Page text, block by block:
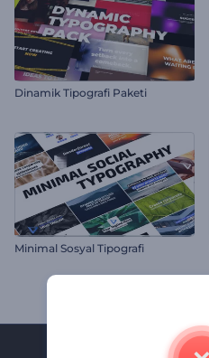
Dinamik Tipografi Paketi
Minimal Sosyal Tipografi